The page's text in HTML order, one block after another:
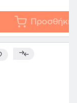
Προσθήκη